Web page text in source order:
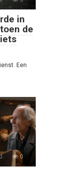
in
de
Een
0